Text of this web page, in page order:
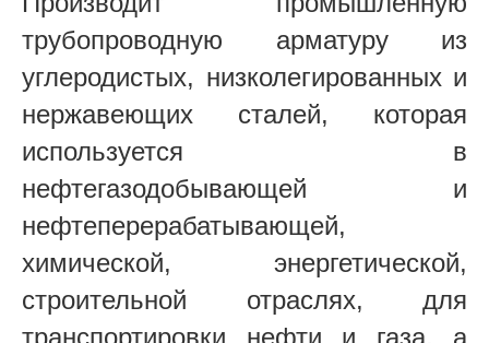
трубопроводную арматуру из
углеродистых, низколегированных и
нержавеющих сталей, которая
используется в
нефтегазодобывающей и
нефтеперерабатывающей,
химической, энергетической,
строительной отраслях, для
транспортировки нефти и газа, а